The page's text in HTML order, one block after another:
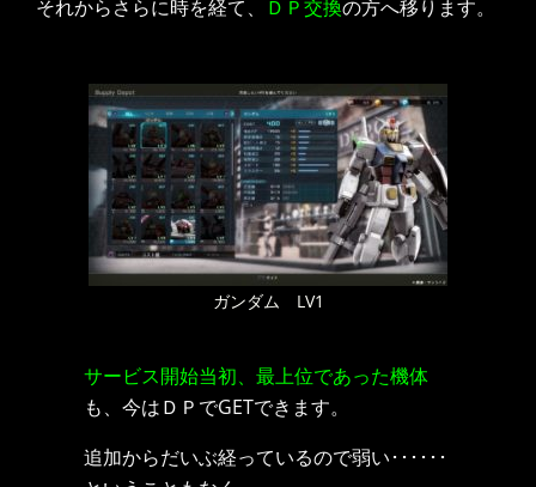
それからさらに時を経て、 ＤＰ交換の方へ移ります。
ガンダム LV1
サービス開始当初、最上位であった機体
も、今はＤＰでGETできます。
追加からだいぶ経っているので弱い･･････